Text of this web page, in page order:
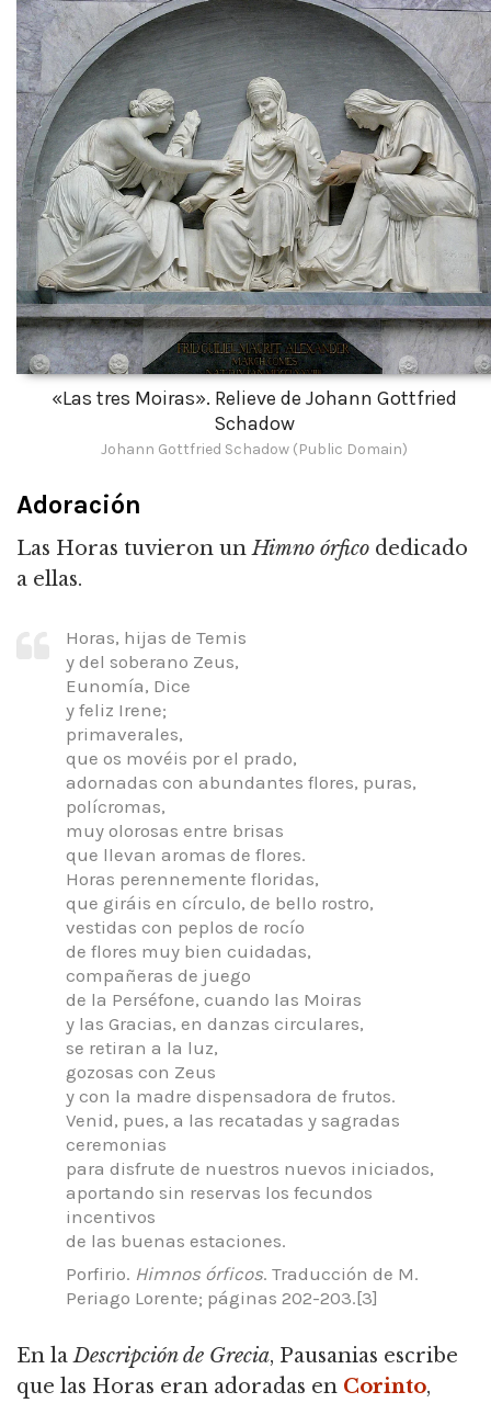
«Las tres Moiras». Relieve de Johann Gottfried
Schadow
Johann Gottfried Schadow (Public Domain)
Adoración
Las Horas tuvieron unHimno órfico dedicado
a ellas.
Horas, hijas de Temis
y del soberano Zeus,
Eunomía, Dice
y feliz Irene;
primaverales,
que os movéis por el prado,
adornadas con abundantes flores, puras,
polícromas,
muy olorosas entre brisas
que llevan aromas de flores.
Horas perennemente floridas,
que giráis en círculo, de bello rostro,
vestidas con peplos de rocío
de flores muy bien cuidadas,
compañeras de juego
de la Perséfone, cuando las Moiras
y las Gracias, en danzas circulares,
se retiran a la luz,
gozosas con Zeus
y con la madre dispensadora de frutos.
Venid, pues, a las recatadas y sagradas
ceremonias
para disfrute de nuestros nuevos iniciados,
aportando sin reservas los fecundos
incentivos
de las buenas estaciones.
Porfirio. Himnos órficos. Traducción de M.
Periago Lorente; páginas 202-203.[3]
En laDescripción de Grecia, Pausanias escribe
que las Horas eran adoradas en Corinto,